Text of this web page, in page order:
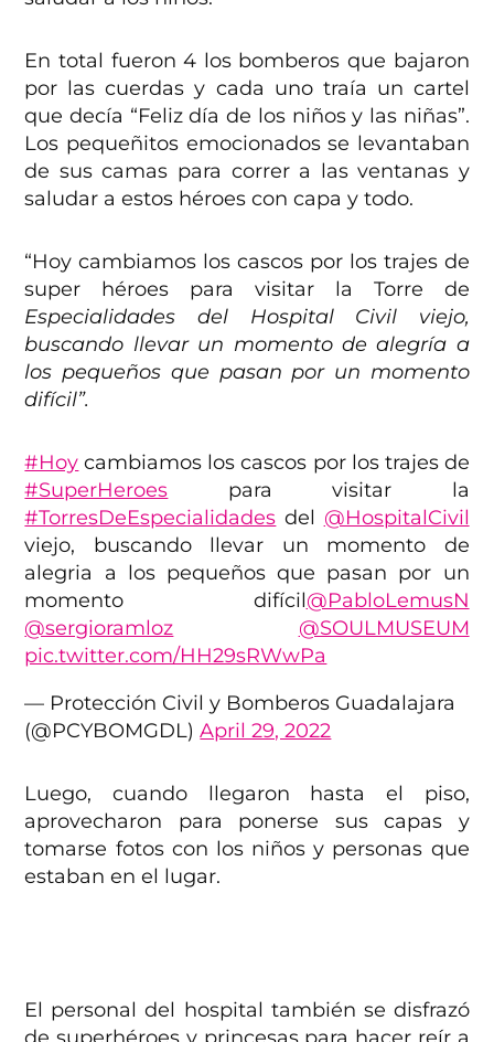
En total fueron 4 los bomberos que bajaron
por las cuerdas y cada uno traía un cartel
que decía “Feliz día de los niños y las niñas”.
Los pequeñitos emocionados se levantaban
de sus camas para correr a las ventanas y
saludar a estos héroes con capa y todo.
“Hoy cambiamos los cascos por los trajes de
super héroes para visitar la Torre de
Especialidades del Hospital Civil viejo,
buscando llevar un momento de alegría a
los pequeños que pasan por un momento
difícil”.
#Hoy cambiamos los cascos por los trajes de
#SuperHeroes para visitar la
#TorresDeEspecialidades del @HospitalCivil
viejo, buscando llevar un momento de
alegria a los pequeños que pasan por un
momento difícil@PabloLemusN
@sergioramloz
@SOULMUSEUM
pic.twitter.com/HH29sRWwPa
— Protección Civil y Bomberos Guadalajara
(@PCYBOMGDL)April 29, 2022
Luego, cuando llegaron hasta el piso,
aprovecharon para ponerse sus capas y
tomarse fotos con los niños y personas que
estaban en el lugar.
El personal del hospital también se disfrazó